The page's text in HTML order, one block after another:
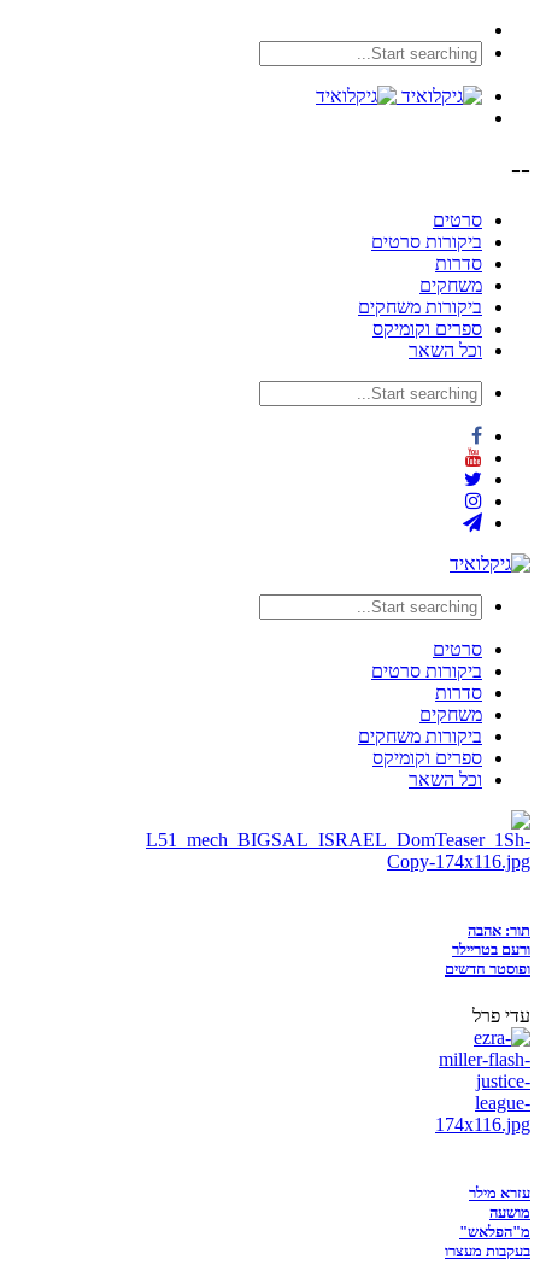
--
סרטים
ביקורות סרטים
סדרות
משחקים
ביקורות משחקים
ספרים וקומיקס
וכל השאר
סרטים
ביקורות סרטים
סדרות
משחקים
ביקורות משחקים
ספרים וקומיקס
וכל השאר
תור: אהבה
ורעם בטריילר
ופוסטר חדשים
עדי פרל
עזרא מילר
מושעה
מ"הפלאש"
בעקבות מעצרו